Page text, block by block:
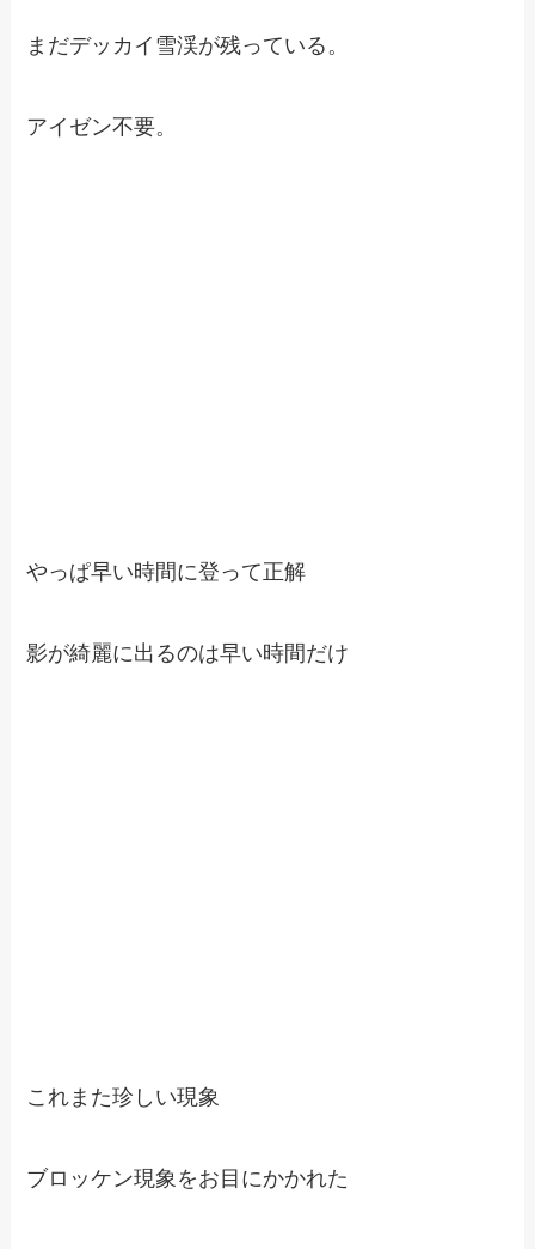
まだデッカイ雪渓が残っている。
アイゼン不要。
やっぱ早い時間に登って正解
影が綺麗に出るのは早い時間だけ
これまた珍しい現象
ブロッケン現象をお目にかかれた